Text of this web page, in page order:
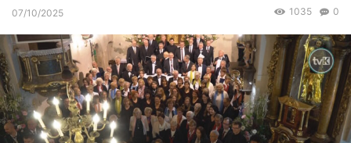
07/10/2025 0
1035